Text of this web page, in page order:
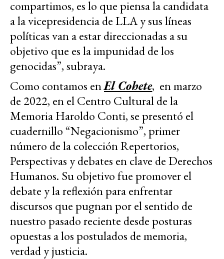
compartimos, es lo que piensa la candidata
a la vicepresidencia de LLA y sus líneas
políticas van a estar direccionadas a su
objetivo que es la impunidad de los
genocidas”, subraya.
Como contamos enEl Cohete, en marzo
de 2022, en el Centro Cultural de la
Memoria Haroldo Conti, se presentó el
cuadernillo “Negacionismo”, primer
número de la colección Repertorios,
Perspectivas y debates en clave de Derechos
Humanos. Su objetivo fue promover el
debate y la reflexión para enfrentar
discursos que pugnan por el sentido de
nuestro pasado reciente desde posturas
opuestas a los postulados de memoria,
verdad y justicia.